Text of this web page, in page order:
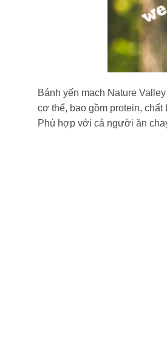
Bánh yến mạch Nature
cơ thể, bao gồm protein,
Phù hợp với cả người ăn